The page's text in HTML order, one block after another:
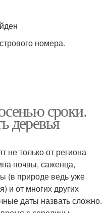
номера.
сроки.
деревья
не только от региона
почвы, саженца,
(в природе ведь уже
и от многих других
даты назвать сложно.